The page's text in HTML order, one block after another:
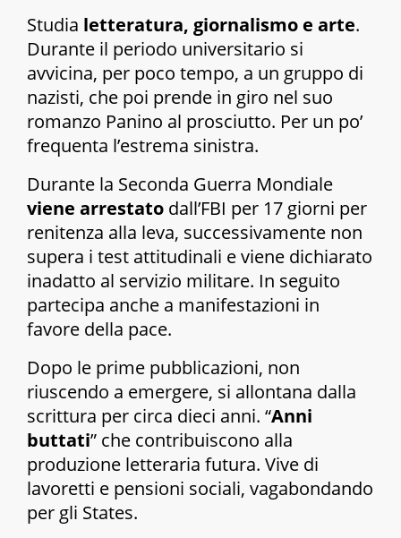
Studia letteratura, giornalismo e arte.
Durante il periodo universitario si
avvicina, per poco tempo, a un gruppo di
nazisti, che poi prende in giro nel suo
romanzo Panino al prosciutto. Per un po’
frequenta l’estrema sinistra.
Durante la Seconda Guerra Mondiale
viene arrestato dall’FBI per 17 giorni per
renitenza alla leva, successivamente non
supera i test attitudinali e viene dichiarato
inadatto al servizio militare. In seguito
partecipa anche a manifestazioni in
favore della pace.
Dopo le prime pubblicazioni, non
riuscendo a emergere, si allontana dalla
scrittura per circa dieci anni. “Anni
buttati” che contribuiscono alla
produzione letteraria futura. Vive di
lavoretti e pensioni sociali, vagabondando
per gli States.